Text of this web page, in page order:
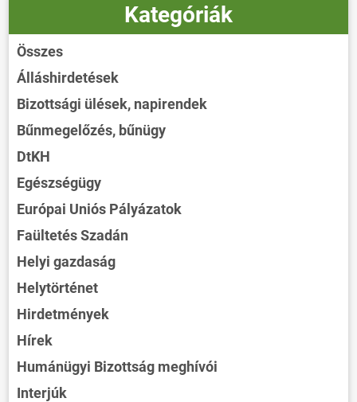
Kategóriák
Összes
Álláshirdetések
Bizottsági ülések, napirendek
Bűnmegelőzés, bűnügy
DtKH
Egészségügy
Európai Uniós Pályázatok
Faültetés Szadán
Helyi gazdaság
Helytörténet
Hirdetmények
Hírek
Humánügyi Bizottság meghívói
Interjúk